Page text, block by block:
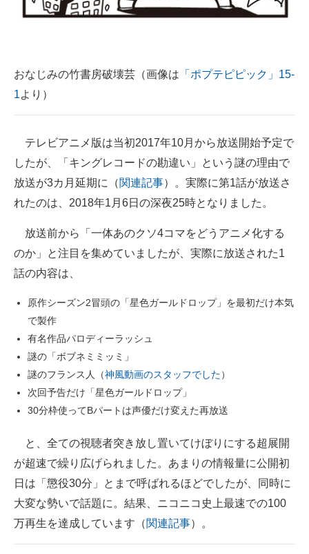
おなじみの竹書房破壊芸（画像は 「ポプテピピック」15-
1より）
テレビアニメ版は当初2017年10月から放送開始予定で
したが、「キングレコードの勘違い」という謎の理由で
放送が3カ月延期に（関連記事）。実際に第1話が放送さ
れたのは、2018年1月6日の深夜25時となりました。
放送前から「一体あのクソ4コマをどうアニメ化する
のか」と注目を集めていましたが、実際に放送された1
話の内容は、
原作シーズン2冒頭の「星色ガールドロップ」を最初だけ本気
で製作
有名作品パロディーラッシュ
謎の「ボブネミミッミ」
謎のフランス人（神風動画のスタッフでした）
次回予告だけ「星色ガールドロップ」
30分枠使ってBパートは声優だけ変えた再放送
と、全ての視聴者突き放し置いてけぼりにする超展開
が超速で繰り広げられました。あまりの情報量に公開初
日は「懲役30分」とまで呼ばれるほどでしたが、同時に
大変な勢いで話題に。結果、ニコニコ史上最速での100
万再生を達成しています（関連記事）。